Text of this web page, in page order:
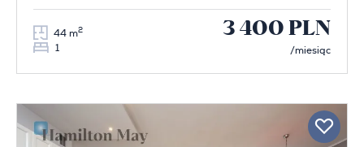
44 m2
1
3 400 PLN
/miesiąc